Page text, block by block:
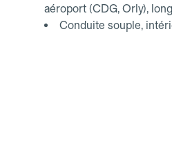
aéroport (CDG, Orly),
Conduite souple,